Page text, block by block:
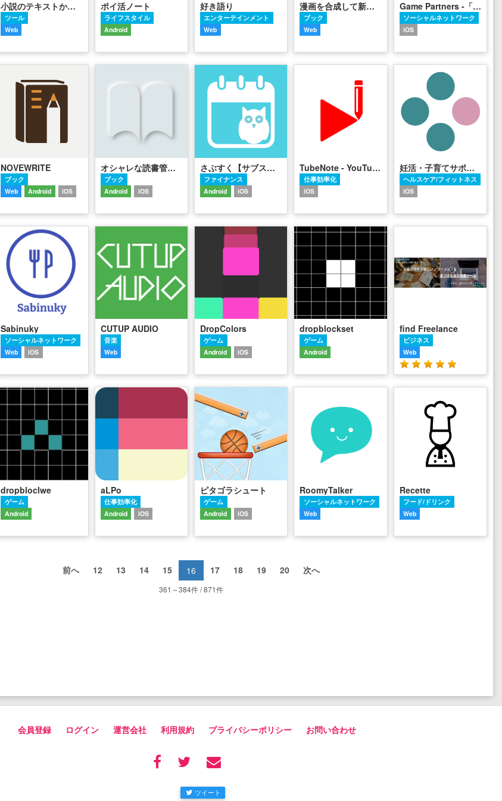
小説のテキストから縦書きＰＤＦを作成
ツール
Web
ポイ活ノート
ライフスタイル
Android
好き語り
エンターテインメント
Web
漫画を合成して新たな漫画を発掘
ブック
Web
Game Partners -「ゲームスキル」を売り買いできるアプリ
ソーシャルネットワーク
iOS
NOVEWRITE
ブック
Web
Android iOS
オシャレな読書管理 Yomoo
ブック
Android
iOS
さぶすく【サブスクリプション（課金・固定費）をお得に管理】
ファイナンス
Android
iOS
TubeNote - YouTubeを見ながらメモできるアプリ
仕事効率化
iOS
妊活・子育てサポートアプリ COTETE[コテテ]
ヘルスケア/フィットネス
iOS
Sabinuky
ソーシャルネットワーク
Web
iOS
CUTUP AUDIO
音楽
Web
DropColors
ゲーム
Android
iOS
dropblockset
ゲーム
Android
find Freelance
ビジネス
Web
dropbloclwe
ゲーム
Android
aLPo
仕事効率化
Android
iOS
ピタゴラシュート
ゲーム
Android
iOS
RoomyTalker
ソーシャルネットワーク
Web
Recette
フード/ドリンク
Web
前へ 12 13 14 15 16 17 18 19 20 次へ
361～384件 / 871件
会員登録 ログイン 運営会社 利用規約 プライバシーポリシー お問い合わせ
ツイート